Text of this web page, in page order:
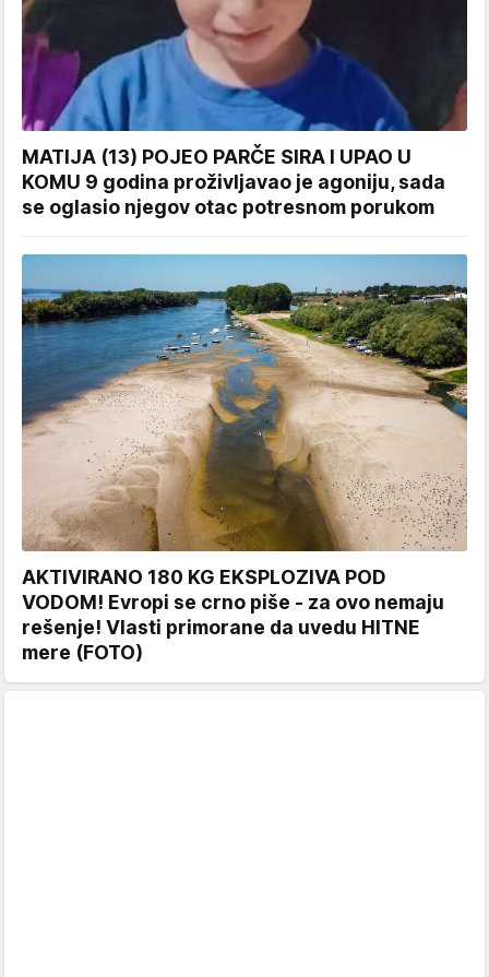
MATIJA (13) POJEO PARČE SIRA I UPAO U
KOMU 9 godina proživljavao je agoniju, sada
se oglasio njegov otac potresnom porukom
AKTIVIRANO 180 KG EKSPLOZIVA POD
VODOM! Evropi se crno piše - za ovo nemaju
rešenje! Vlasti primorane da uvedu HITNE
mere (FOTO)